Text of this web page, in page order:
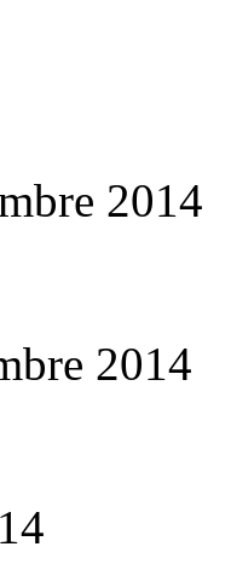
2014
2014